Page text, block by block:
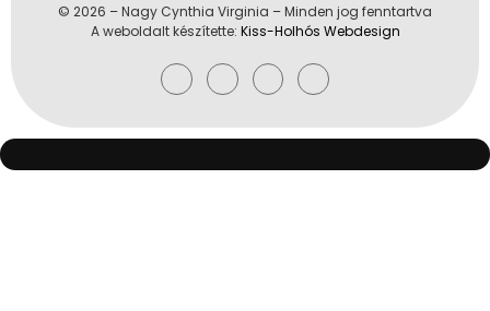
© 2026 – Nagy Cynthia Virginia – Minden jog fenntartva
A weboldalt készítette: Kiss-Holhós Webdesign